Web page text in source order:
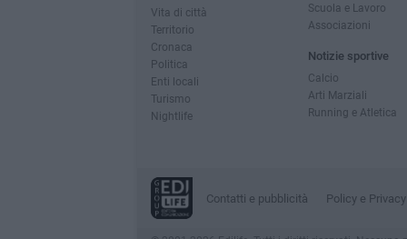
Vita di città
Territorio
Cronaca
Politica
Enti locali
Turismo
Nightlife
Scuola e Lavoro
Associazioni
Notizie sportive
Calcio
Arti Marziali
Running e Atletica
Contatti e pubblicità Policy e Privacy